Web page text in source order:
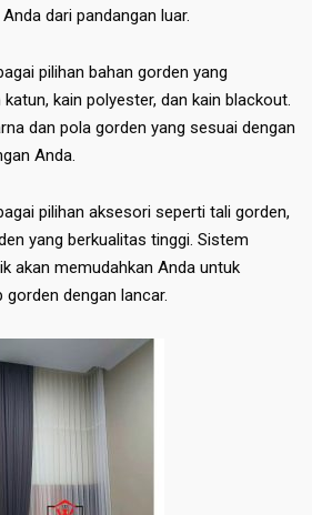
dari pandangan luar.
pilihan bahan gorden yang
kain polyester, dan kain blackout.
dan pola gorden yang sesuai dengan
Anda.
pilihan aksesori seperti tali gorden,
yang berkualitas tinggi. Sistem
akan memudahkan Anda untuk
dengan lancar.